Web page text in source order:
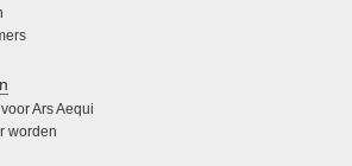
Ars Aequi
worden